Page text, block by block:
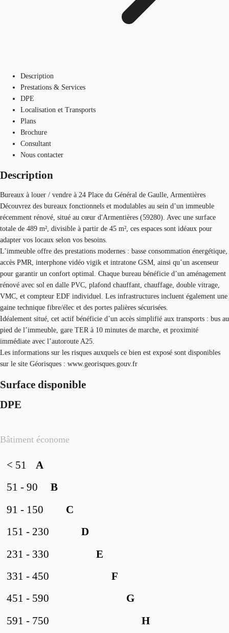
Description
Prestations & Services
DPE
Localisation et Transports
Plans
Brochure
Consultant
Nous contacter
Description
Bureaux à louer / vendre à 24 Place du Général de Gaulle, Armentières
Découvrez des bureaux fonctionnels et modulables au sein d’un immeuble
récemment rénové, situé au cœur d'Armentières (59280). Avec une surface
totale de 489 m², divisible à partir de 45 m², ces espaces sont idéaux pour
adapter vos locaux selon vos besoins.
L’immeuble offre des prestations modernes : basse consommation énergétique,
accès PMR, interphone vidéo vigik et intratone GSM, ainsi qu’un ascenseur
pour garantir un confort optimal. Chaque bureau bénéficie d’un aménagement
rénové avec sol en dalle PVC, plafond chauffant, chauffage, double vitrage,
VMC, et compteur EDF individuel. Les infrastructures incluent également une
gaine technique fibre/élec et des portes palières sécurisées.
Idéalement situé, cet actif bénéficie d’un accès simplifié aux transports : bus au
pied de l’immeuble, gare TER à 10 minutes de marche, et proximité
immédiate avec l’autoroute A25.
Les informations sur les risques auxquels ce bien est exposé sont disponibles
sur le site Géorisques : www.georisques.gouv.fr
Surface disponible
DPE
Bâtiment économe
A
< 51
B
51 - 90
C
91 - 150
D
151 - 230
E
231 - 330
F
331 - 450
G
451 - 590
H
591 - 750